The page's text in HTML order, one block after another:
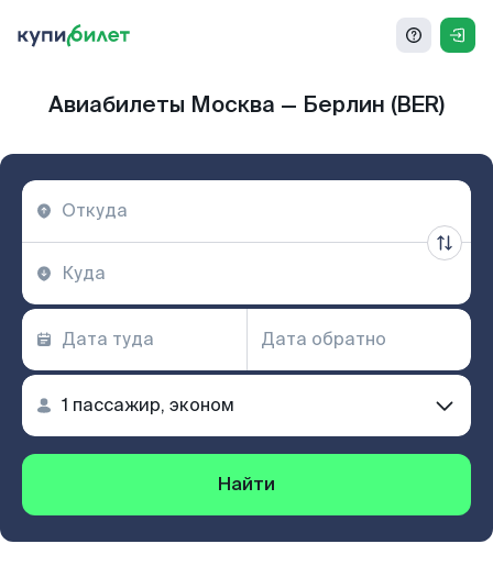
Авиабилеты Москва — Берлин (BER)
Найти